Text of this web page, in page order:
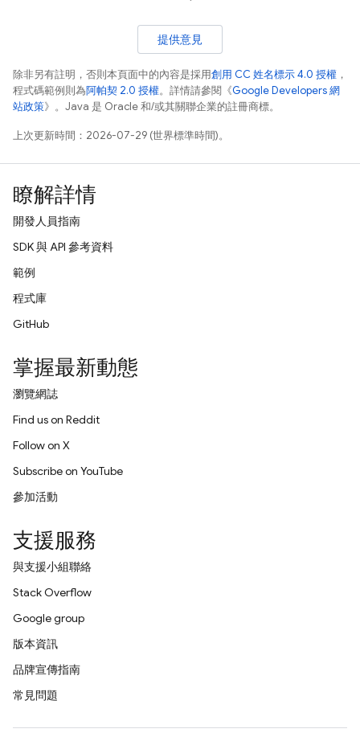
提供意見
除非另有註明，否則本頁面中的內容是採用創用 CC 姓名標示 4.0 授權 ，
程式碼範例則為阿帕契 2.0 授權。詳情請參閱《Google Developers 網
站政策》。Java 是 Oracle 和/或其關聯企業的註冊商標。
上次更新時間：2026-07-29 (世界標準時間)。
瞭解詳情
開發人員指南
SDK 與 API 參考資料
範例
程式庫
GitHub
掌握最新動態
瀏覽網誌
Find us on Reddit
Follow on X
Subscribe on YouTube
參加活動
支援服務
與支援小組聯絡
Stack Overflow
Google group
版本資訊
品牌宣傳指南
常見問題